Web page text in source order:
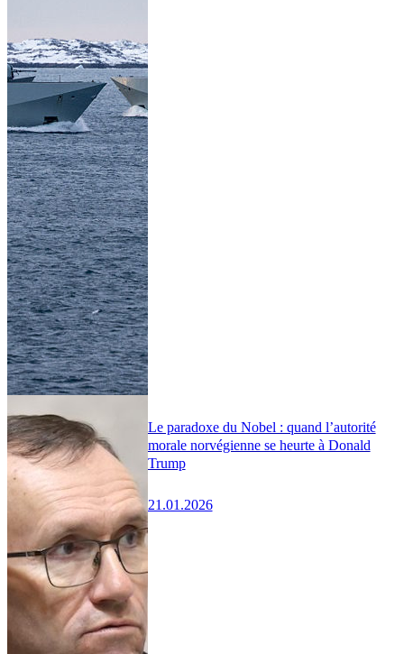
Le paradoxe du Nobel : quand l’autorité
morale norvégienne se heurte à Donald
Trump
21.01.2026